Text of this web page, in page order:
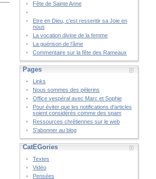
Fête de Sainte Anne
Etre en Dieu, c'est ressentir sa Joie en
nous
La vocation divine de la femme
La guérison de l’âme
Commentaire sur la fête des Rameaux
Pages
Links
Nous sommes des pélerins
Office vespéral avec Marc et Sophie
Pour éviter que les notifications d'articles
soient considérés comme des spam
Ressources chrétiennes sur le web
S'abonner au blog
CatÉGories
Textes
Vidéo
Pensées